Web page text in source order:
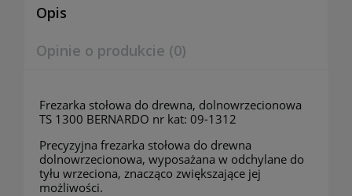
Opis
Opinie o produkcie (0)
Frezarka stołowa do drewna, dolnowrzecionowa
TS 1300 BERNARDO nr kat: 09-1312
Precyzyjna frezarka stołowa do drewna
dolnowrzecionowa, wyposażana w odchylane do
tyłu wrzeciona, znacząco zwiększające jej
możliwości.